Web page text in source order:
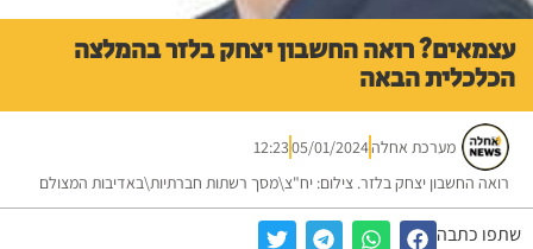
עצמאים? רואה החשבון יצחק בלזר בהמלצה
הכלכלית הבאה
מערכת אחלה05/01/2024
12:23
רואה החשבון יצחק בלזר. צילום: יח"צ\מסך רשתות חברתיות\באדיבות המצולם
שתפו כתבה